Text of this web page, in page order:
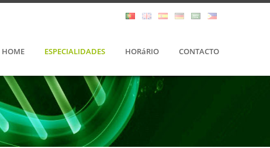
HOME ESPECIALIDADES HORáRIO CONTACTO